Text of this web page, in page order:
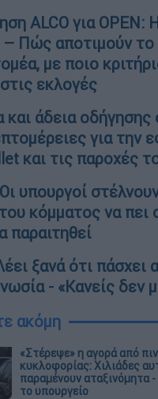
ALCO για OPEN:
Πώς αποτιμούν το
με ποιο
εκλογές
και άδεια οδήγησης
για την
και τις παροχές
υπουργοί
κόμματος να πει
παραιτηθεί
ξανά ότι πάσχει
- «Κανείς δεν
ακόμη
«Στέρεψε» η αγορά από
κυκλοφορίας: Χιλιάδες
παραμένουν αταξινόμητα
το υπουργείο